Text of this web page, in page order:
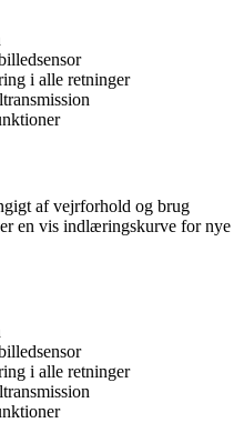
i alle retninger
af vejrforhold og brug
en vis indlæringskurve for nye
i alle retninger